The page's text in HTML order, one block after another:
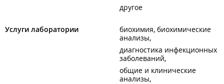
другое
Услуги лаборатории
биохимия, биохимические
анализы
диагностика инфекционных
заболеваний
общие и клинические
анализы